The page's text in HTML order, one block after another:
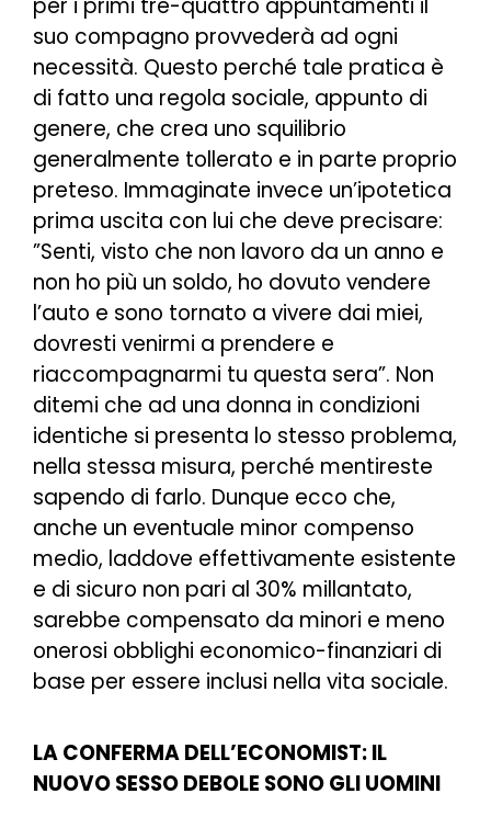
per i primi tre-quattro appuntamenti il
suo compagno provvederà ad ogni
necessità. Questo perché tale pratica è
di fatto una regola sociale, appunto di
genere, che crea uno squilibrio
generalmente tollerato e in parte proprio
preteso. Immaginate invece un’ipotetica
prima uscita con lui che deve precisare:
”Senti, visto che non lavoro da un anno e
non ho più un soldo, ho dovuto vendere
l’auto e sono tornato a vivere dai miei,
dovresti venirmi a prendere e
riaccompagnarmi tu questa sera”. Non
ditemi che ad una donna in condizioni
identiche si presenta lo stesso problema,
nella stessa misura, perché mentireste
sapendo di farlo. Dunque ecco che,
anche un eventuale minor compenso
medio, laddove effettivamente esistente
e di sicuro non pari al 30% millantato,
sarebbe compensato da minori e meno
onerosi obblighi economico-finanziari di
base per essere inclusi nella vita sociale.
LA CONFERMA DELL’ECONOMIST: IL
NUOVO SESSO DEBOLE SONO GLI UOMINI